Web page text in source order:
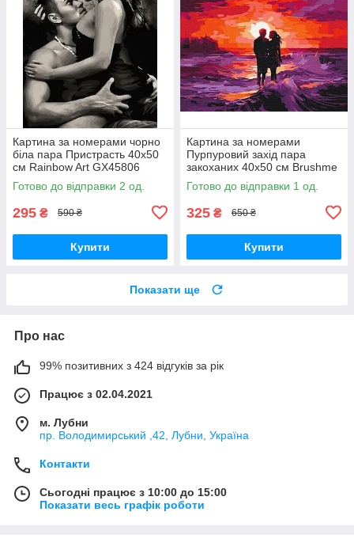
Картина за номерами чорно
біла пара Пристрасть 40х50
см Rainbow Art GX45806
Готово до відправки 2 од.
295 ₴ 590 ₴
Купити
Картина за номерами
Пурпуровий захід пара
закоханих 40x50 см Brushme
BS53879
Готово до відправки 1 од.
325 ₴ 650 ₴
Купити
Показати ще
Про нас
99% позитивних з 424 відгуків за рік
Працює з 02.04.2021
м. Лубни
пр. Володимирський ,42, Лубни, Україна
Контакти
Сьогодні працює з 10:00 до 15:00
Показати весь графік роботи